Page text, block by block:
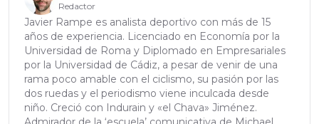
Redactor
Javier Rampe es analista deportivo con más de 15
años de experiencia. Licenciado en Economía por la
Universidad de Roma y Diplomado en Empresariales
por la Universidad de Cádiz, a pesar de venir de una
rama poco amable con el ciclismo, su pasión por las
dos ruedas y el periodismo viene inculcada desde
niño. Creció con Indurain y «el Chava» Jiménez.